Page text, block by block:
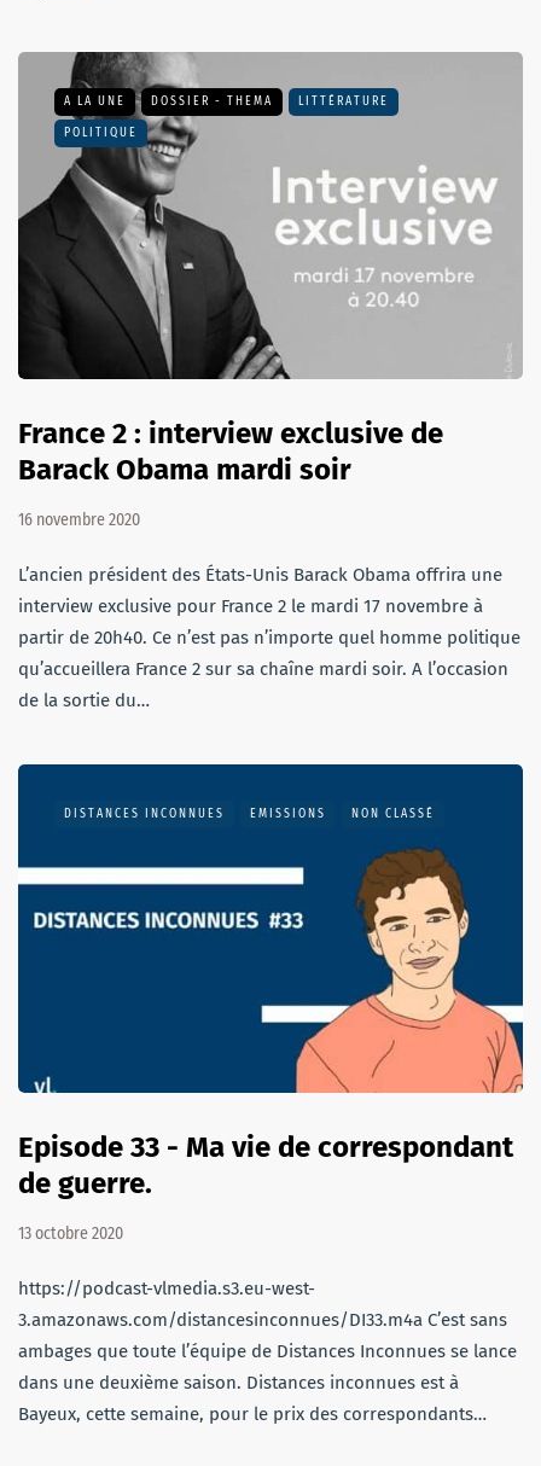
A LA UNE DOSSIER - THEMA LITTÉRATURE
POLITIQUE
France 2 : interview exclusive de
Barack Obama mardi soir
16 novembre 2020
L’ancien président des États-Unis Barack Obama offrira une
interview exclusive pour France 2 le mardi 17 novembre à
partir de 20h40. Ce n’est pas n’importe quel homme politique
qu’accueillera France 2 sur sa chaîne mardi soir. A l’occasion
de la sortie du…
DISTANCES INCONNUES EMISSIONS NON CLASSÉ
Episode 33 - Ma vie de correspondant
de guerre.
13 octobre 2020
https://podcast-vlmedia.s3.eu-west-
3.amazonaws.com/distancesinconnues/DI33.m4a C’est sans
ambages que toute l’équipe de Distances Inconnues se lance
dans une deuxième saison. Distances inconnues est à
Bayeux, cette semaine, pour le prix des correspondants…